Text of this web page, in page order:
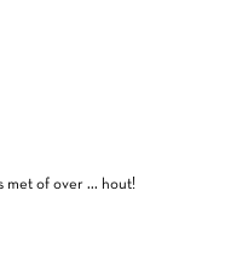
met of over ... hout!